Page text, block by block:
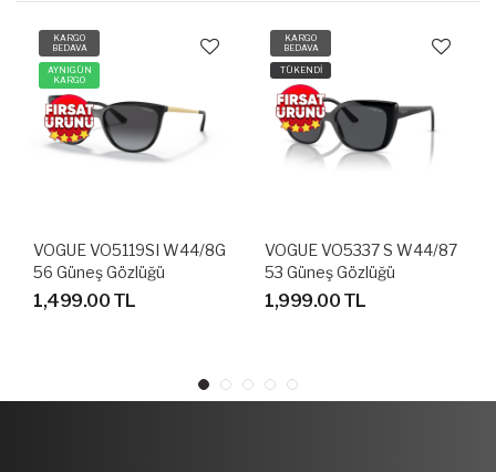
KARGO
BEDAVA
AYNIGÜN
KARGO
VOGUE VO5119SI W44/8G
56 Güneş Gözlüğü
1,499.00 TL
KARGO
BEDAVA
TÜKENDİ
VOGUE VO5337 S W44/87
53 Güneş Gözlüğü
1,999.00 TL